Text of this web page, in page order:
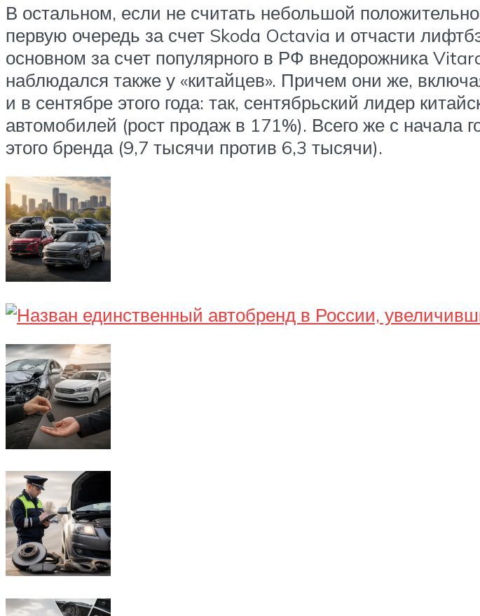
В остальном, если не считать небольшой
первую очередь за счет Skoda Octavia и отчасти
основном за счет популярного в РФ внедорожника
наблюдался также у «китайцев». Причем они же,
и в сентябре этого года: так, сентябрьский лидер
автомобилей (рост продаж в 171%). Всего же с
этого бренда (9,7 тысячи против 6,3 тысячи).